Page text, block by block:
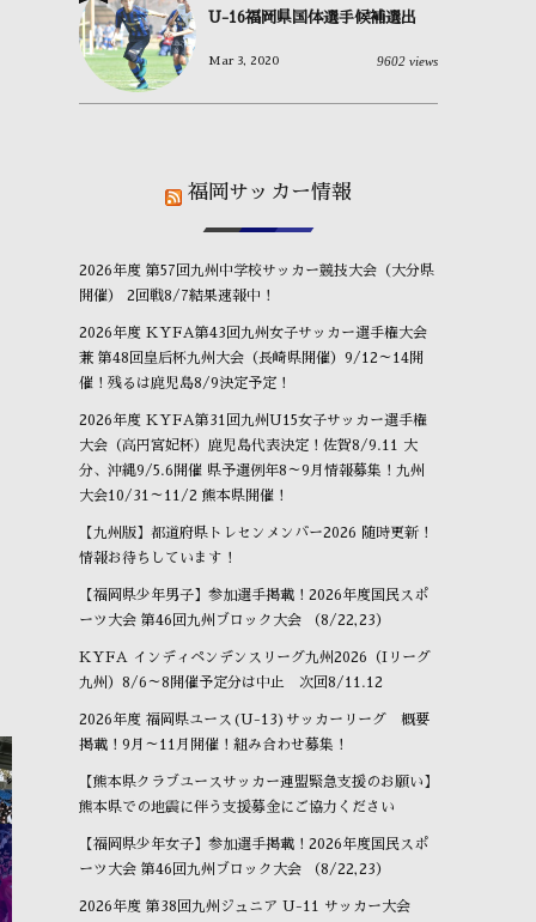
OBが進路報告に来ました⚽
24,2026
⚽もう一つの選手権⚽
January 17 2026
U-16福岡県国体選手候補選出
Mar 3, 2020 9602 views
福岡サッカー情報
2026年度 第57回九州中学校サッカー競技大会（大分県
開催） 2回戦8/7結果速報中！
2026年度 KYFA第43回九州女子サッカー選手権大会
兼 第48回皇后杯九州大会（長崎県開催）9/12～14開
催！残るは鹿児島8/9決定予定！
2026年度 KYFA第31回九州U15女子サッカー選手権
大会（高円宮妃杯）鹿児島代表決定！佐賀8/9.11 大
分、沖縄9/5.6開催 県予選例年8～9月情報募集！九州
大会10/31～11/2 熊本県開催！
【九州版】都道府県トレセンメンバー2026 随時更新！
情報お待ちしています！
【福岡県少年男子】参加選手掲載！2026年度国民スポ
ーツ大会 第46回九州ブロック大会 （8/22,23）
KYFA インディペンデンスリーグ九州2026（Iリーグ
九州）8/6～8開催予定分は中止 次回8/11.12
2026年度 福岡県ユース(U-13)サッカーリーグ 概要
掲載！9月～11月開催！組み合わせ募集！
【熊本県クラブユースサッカー連盟緊急支援のお願い】
熊本県での地震に伴う支援募金にご協力ください
【福岡県少年女子】参加選手掲載！2026年度国民スポ
ーツ大会 第46回九州ブロック大会 （8/22,23）
2026年度 第38回九州ジュニア U-11 サッカー大会